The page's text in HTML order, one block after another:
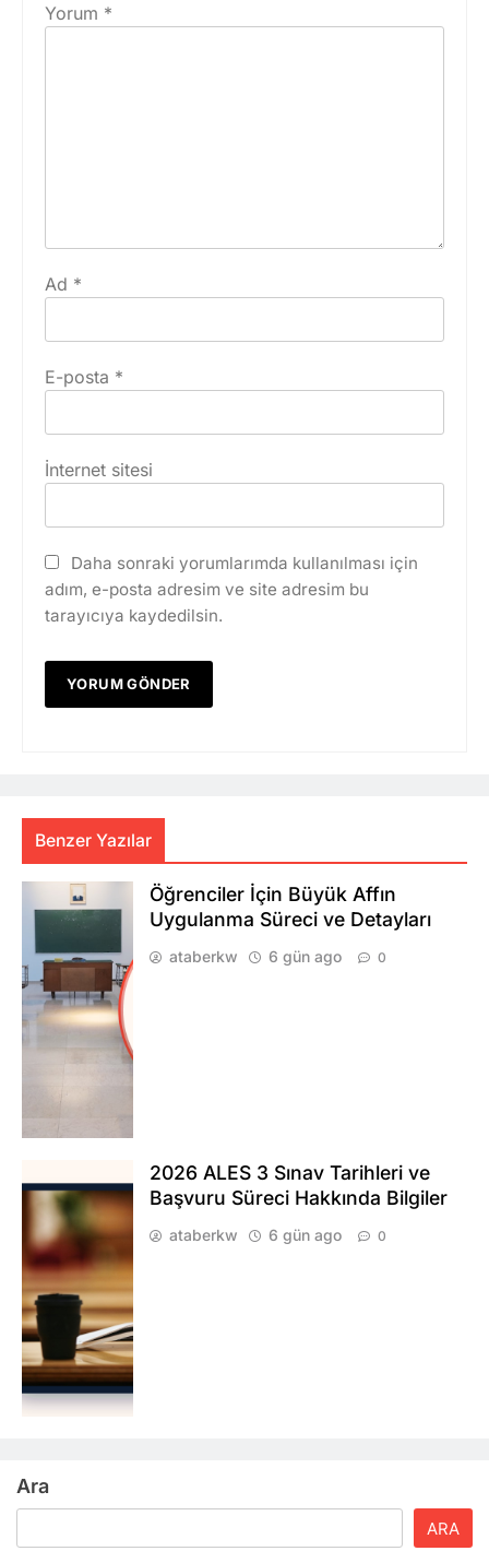
Yorum *
Ad *
E-posta *
İnternet sitesi
Daha sonraki yorumlarımda kullanılması için
adım, e-posta adresim ve site adresim bu
tarayıcıya kaydedilsin.
Benzer Yazılar
Öğrenciler İçin Büyük Affın
Uygulanma Süreci ve Detayları
ataberkw 6 gün ago 0
2026 ALES 3 Sınav Tarihleri ve
Başvuru Süreci Hakkında Bilgiler
ataberkw 6 gün ago 0
Ara
ARA